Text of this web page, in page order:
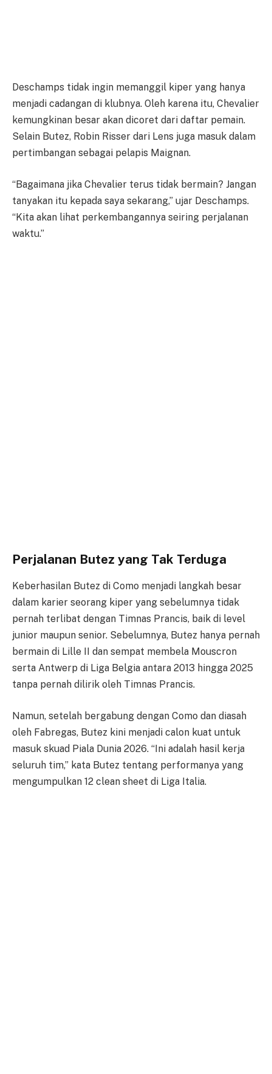
Deschamps tidak ingin memanggil kiper yang hanya
menjadi cadangan di klubnya. Oleh karena itu, Chevalier
kemungkinan besar akan dicoret dari daftar pemain.
Selain Butez, Robin Risser dari Lens juga masuk dalam
pertimbangan sebagai pelapis Maignan.
“Bagaimana jika Chevalier terus tidak bermain? Jangan
tanyakan itu kepada saya sekarang,” ujar Deschamps.
“Kita akan lihat perkembangannya seiring perjalanan
waktu.”
Perjalanan Butez yang Tak Terduga
Keberhasilan Butez di Como menjadi langkah besar
dalam karier seorang kiper yang sebelumnya tidak
pernah terlibat dengan Timnas Prancis, baik di level
junior maupun senior. Sebelumnya, Butez hanya pernah
bermain di Lille II dan sempat membela Mouscron
serta Antwerp di Liga Belgia antara 2013 hingga 2025
tanpa pernah dilirik oleh Timnas Prancis.
Namun, setelah bergabung dengan Como dan diasah
oleh Fabregas, Butez kini menjadi calon kuat untuk
masuk skuad Piala Dunia 2026. “Ini adalah hasil kerja
seluruh tim,” kata Butez tentang performanya yang
mengumpulkan 12 clean sheet di Liga Italia.